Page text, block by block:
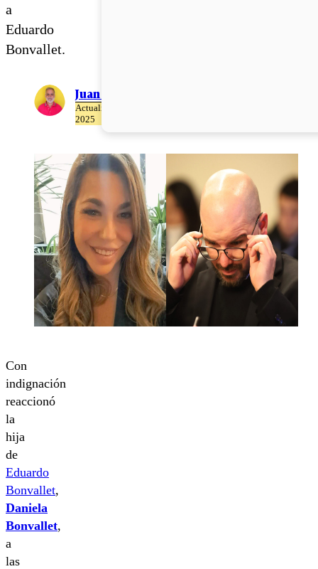
a
Eduardo
Bonvallet.
Juan Pablo Ernst
Actualizado el 22 de Abril del
2025
Con
indignación
reaccionó
la
hija
de
Eduardo
Bonvallet,
Daniela
Bonvallet,
a
las